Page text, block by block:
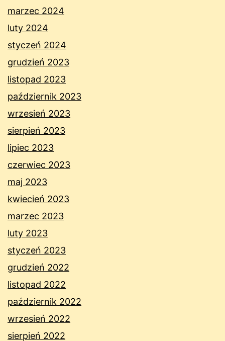
marzec 2024
luty 2024
styczeń 2024
grudzień 2023
listopad 2023
październik 2023
wrzesień 2023
sierpień 2023
lipiec 2023
czerwiec 2023
maj 2023
kwiecień 2023
marzec 2023
luty 2023
styczeń 2023
grudzień 2022
listopad 2022
październik 2022
wrzesień 2022
sierpień 2022